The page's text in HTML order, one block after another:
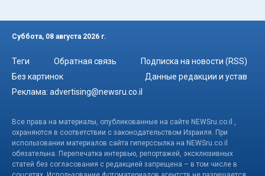
Суббота, 08 августа 2026 г.
Теги Обратная связь
Подписка на новости (RSS)
Без картинок
Данные редакции и устав
Реклама: advertising@newsru.co.il
Все права на материалы, опубликованные на сайте NEWSru.co.il ,
охраняются в соответствии с законодательством Израиля. При
использовании материалов сайта гиперссылка на NEWSru.co.il
обязательна. Перепечатка интервью, репортажей, эксклюзивных
статей без согласования с редакцией запрещена – в том числе в